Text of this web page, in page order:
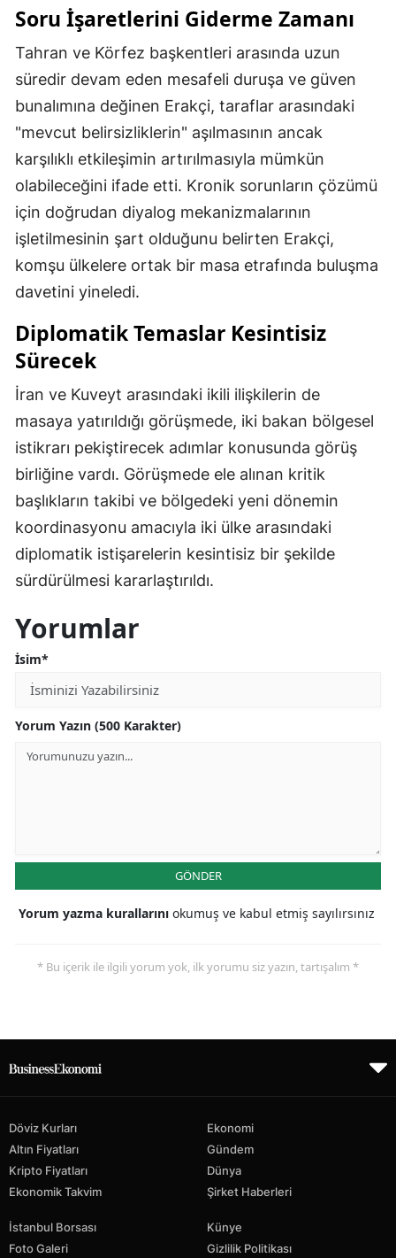
Soru İşaretlerini Giderme Zamanı
Tahran ve Körfez başkentleri arasında uzun
süredir devam eden mesafeli duruşa ve güven
bunalımına değinen Erakçi, taraflar arasındaki
"mevcut belirsizliklerin" aşılmasının ancak
karşılıklı etkileşimin artırılmasıyla mümkün
olabileceğini ifade etti. Kronik sorunların çözümü
için doğrudan diyalog mekanizmalarının
işletilmesinin şart olduğunu belirten Erakçi,
komşu ülkelere ortak bir masa etrafında buluşma
davetini yineledi.
Diplomatik Temaslar Kesintisiz
Sürecek
İran ve Kuveyt arasındaki ikili ilişkilerin de
masaya yatırıldığı görüşmede, iki bakan bölgesel
istikrarı pekiştirecek adımlar konusunda görüş
birliğine vardı. Görüşmede ele alınan kritik
başlıkların takibi ve bölgedeki yeni dönemin
koordinasyonu amacıyla iki ülke arasındaki
diplomatik istişarelerin kesintisiz bir şekilde
sürdürülmesi kararlaştırıldı.
Yorumlar
İsim*
Yorum Yazın (500 Karakter)
GÖNDER
Yorum yazma kurallarını okumuş ve kabul etmiş sayılırsınız
* Bu içerik ile ilgili yorum yok, ilk yorumu siz yazın, tartışalım *
Döviz Kurları
Altın Fiyatları
Kripto Fiyatları
Ekonomik Takvim
Ekonomi
Gündem
Dünya
Şirket Haberleri
İstanbul Borsası
Foto Galeri
Künye
Gizlilik Politikası